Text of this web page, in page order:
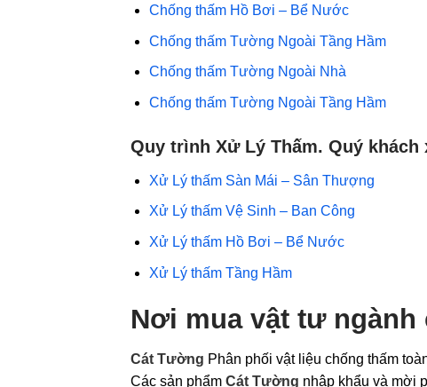
Chống thấm Hồ Bơi – Bể Nước
Chống thấm Tường Ngoài Tầng Hầm
Chống thấm Tường Ngoài Nhà
Chống thấm Tường Ngoài Tầng Hầm
Quy trình Xử Lý Thấm. Quý khách
Xử Lý thấm Sàn Mái – Sân Thượng
Xử Lý thấmVệ Sinh – Ban Công
Xử Lý thấmHồ Bơi – Bể Nước
Xử Lý thấmTầng Hầm
Nơi mua vật tư ngành
Cát Tường Phân phối vật liệu chống thấm
Các sản phẩm Cát Tường nhập khẩu và mời